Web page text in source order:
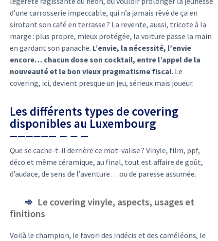
d’une carrosserie impeccable, qui n’a jamais rêvé de ça en
sirotant son café en terrasse ? La revente, aussi, tricote à la
marge : plus propre, mieux protégée, la voiture passe la main
en gardant son panache. L’envie, la nécessité, l’envie
encore… chacun dose son cocktail, entre l’appel de la
nouveauté et le bon vieux pragmatisme fiscal. Le
covering, ici, devient presque un jeu, sérieux mais joueur.
Les différents types de covering
disponibles au Luxembourg
Que se cache-t-il derrière ce mot-valise ? Vinyle, film, ppf,
déco et même céramique, au final, tout est affaire de goût,
d’audace, de sens de l’aventure… ou de paresse assumée.
Le covering vinyle, aspects, usages et
finitions
Voilà le champion, le favori des indécis et des caméléons, le